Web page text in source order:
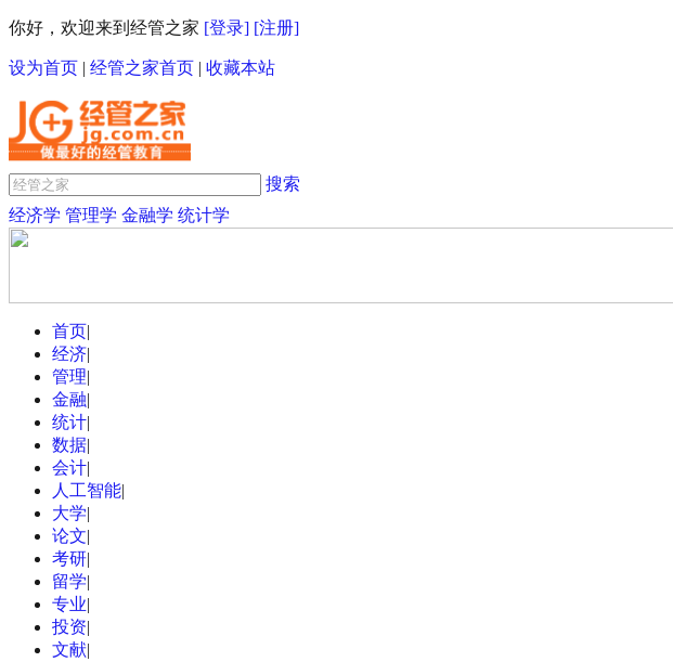
你好，欢迎来到经管之家 [登录] [注册]
设为首页 | 经管之家首页 | 收藏本站
搜索
经济学 管理学 金融学 统计学
首页|
经济|
管理|
金融|
统计|
数据|
会计|
人工智能|
大学|
论文|
考研|
留学|
专业|
投资|
文献|